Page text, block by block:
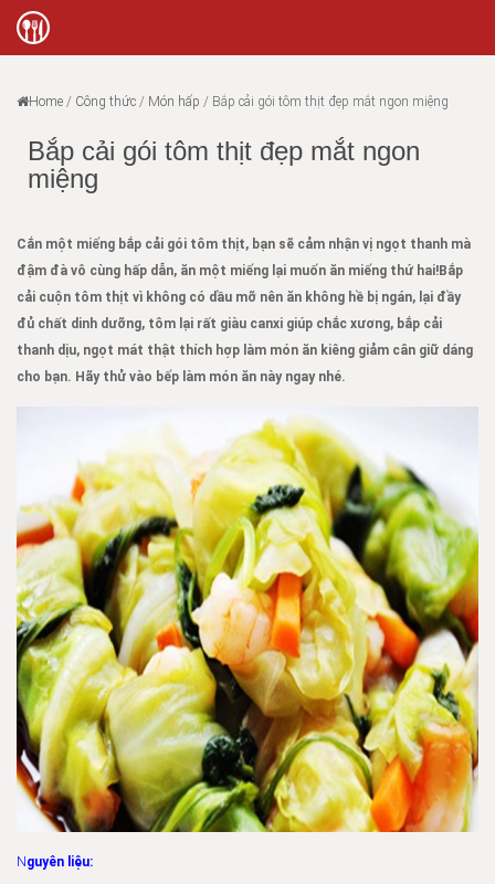
Home / Công thức / Món hấp / Bắp cải gói tôm thịt đẹp mắt ngon miệng
Bắp cải gói tôm thịt đẹp mắt ngon
miệng
Cắn một miếng bắp cải gói tôm thịt, bạn sẽ cảm nhận vị ngọt thanh mà
đậm đà vô cùng hấp dẫn, ăn một miếng lại muốn ăn miếng thứ hai!Bắp
cải cuộn tôm thịt vì không có dầu mỡ nên ăn không hề bị ngán, lại đầy
đủ chất dinh dưỡng, tôm lại rất giàu canxi giúp chắc xương, bắp cải
thanh dịu, ngọt mát thật thích hợp làm món ăn kiêng giảm cân giữ dáng
cho bạn. Hãy thử vào bếp làm món ăn này ngay nhé.
Nguyên liệu: